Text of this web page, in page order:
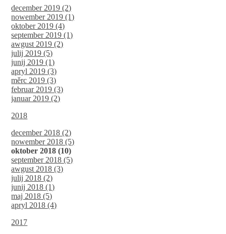
december 2019 (2)
nowember 2019 (1)
oktober 2019 (4)
september 2019 (1)
awgust 2019 (2)
julij 2019 (5)
junij 2019 (1)
apryl 2019 (3)
měrc 2019 (3)
februar 2019 (3)
januar 2019 (2)
2018
december 2018 (2)
nowember 2018 (5)
oktober 2018 (10)
september 2018 (5)
awgust 2018 (3)
julij 2018 (2)
junij 2018 (1)
maj 2018 (5)
apryl 2018 (4)
2017